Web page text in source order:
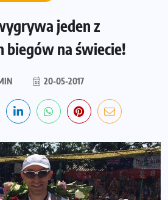
jeden z
biegów na świecie!
20-05-2017